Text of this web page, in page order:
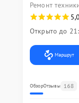
Ремонт
5,0
Открыто до
Маршрут
ОбзорОтзывы 168